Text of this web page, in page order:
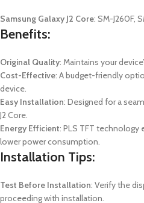
Samsung Galaxy J2 Core: SM-J260F,
Benefits:
Original Quality: Maintains your
Cost-Effective: A budget-friendly
device.
Easy Installation: Designed for a
J2 Core.
Energy Efficient: PLS TFT technology
lower power consumption.
Installation Tips:
Test Before Installation: Verify the
proceeding with installation.